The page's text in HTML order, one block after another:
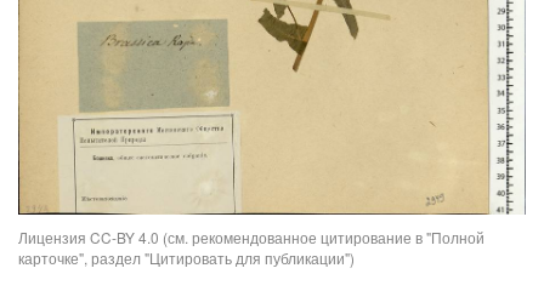
Лицензия CC-BY 4.0 (см. рекомендованное цитирование в "Полной
карточке", раздел "Цитировать для публикации")